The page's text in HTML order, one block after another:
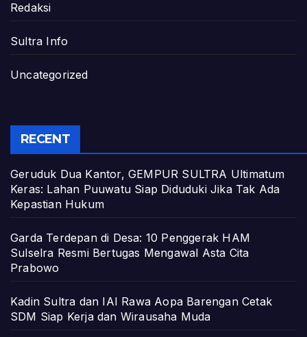
Redaksi
Sultra Info
Uncategorized
RECENT
Geruduk Dua Kantor, GEMPUR SULTRA Ultimatum
Keras: Lahan Puuwatu Siap Diduduki Jika Tak Ada
Kepastian Hukum
Garda Terdepan di Desa: 10 Penggerak HAM
Sulselra Resmi Bertugas Mengawal Asta Cita
Prabowo
Kadin Sultra dan IAI Rawa Aopa Barengan Cetak
SDM Siap Kerja dan Wirausaha Muda